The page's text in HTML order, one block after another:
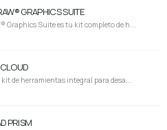
GRAPHICS SUITE
Graphics Suite es tu kit completo de h...
kit de herramientas integral para desa...
PRISM